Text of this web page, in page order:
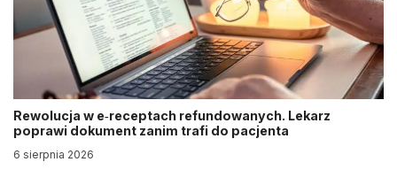
Rewolucja w e‑receptach refundowanych. Lekarz
poprawi dokument zanim trafi do pacjenta
6 sierpnia 2026